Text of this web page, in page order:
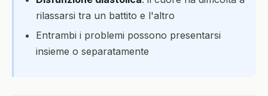
rilassarsi tra un battito e l'altro
Entrambi i problemi possono presentarsi
insieme o separatamente